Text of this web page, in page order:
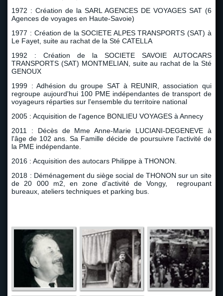
1972 : Création de la SARL AGENCES DE VOYAGES SAT (6
Agences de voyages en Haute-Savoie)
1977 : Création de la SOCIETE ALPES TRANSPORTS (SAT) à
Le Fayet, suite au rachat de la Sté CATELLA
1992 : Création de la SOCIETE SAVOIE AUTOCARS
TRANSPORTS (SAT) MONTMELIAN, suite au rachat de la Sté
GENOUX
1999 : Adhésion du groupe SAT à REUNIR, association qui
regroupe aujourd'hui 100 PME indépendantes de transport de
voyageurs réparties sur l'ensemble du territoire national
2005 : Acquisition de l'agence BONLIEU VOYAGES à Annecy
2011 : Décès de Mme Anne-Marie LUCIANI-DEGENEVE à
l'âge de 102 ans. Sa Famille décide de poursuivre l'activité de
la PME indépendante.
2016 : Acquisition des autocars Philippe à THONON.
2018 : Déménagement du siège social de THONON sur un site
de 20 000 m2, en zone d'activité de Vongy, regroupant
bureaux, ateliers techniques et parking bus.